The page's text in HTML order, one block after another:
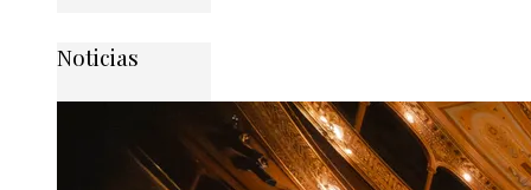
Noticias